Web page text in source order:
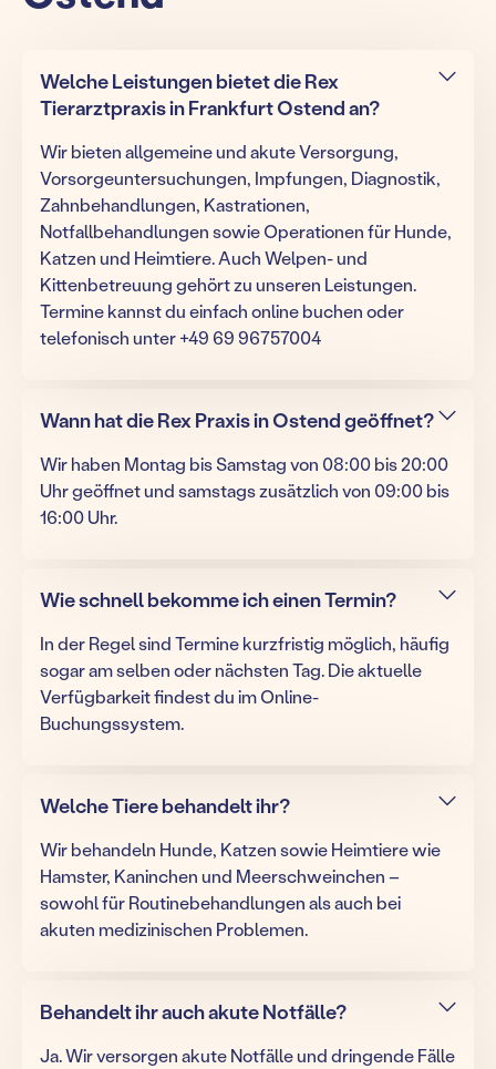
Welche Leistungen bietet die Rex
Tierarztpraxis in Frankfurt Ostend an?
Wir bieten allgemeine und akute Versorgung,
Vorsorgeuntersuchungen, Impfungen, Diagnostik,
Zahnbehandlungen, Kastrationen,
Notfallbehandlungen sowie Operationen für Hunde,
Katzen und Heimtiere. Auch Welpen- und
Kittenbetreuung gehört zu unseren Leistungen.
Termine kannst du einfach online buchen oder
telefonisch unter +49 69 96757004
Wann hat die Rex Praxis in Ostend geöffnet?
Wir haben Montag bis Samstag von 08:00 bis 20:00
Uhr geöffnet und samstags zusätzlich von 09:00 bis
16:00 Uhr.
Wie schnell bekomme ich einen Termin?
In der Regel sind Termine kurzfristig möglich, häufig
sogar am selben oder nächsten Tag. Die aktuelle
Verfügbarkeit findest du im Online-
Buchungssystem.
Welche Tiere behandelt ihr?
Wir behandeln Hunde, Katzen sowie Heimtiere wie
Hamster, Kaninchen und Meerschweinchen –
sowohl für Routinebehandlungen als auch bei
akuten medizinischen Problemen.
Behandelt ihr auch akute Notfälle?
Ja. Wir versorgen akute Notfälle und dringende Fälle